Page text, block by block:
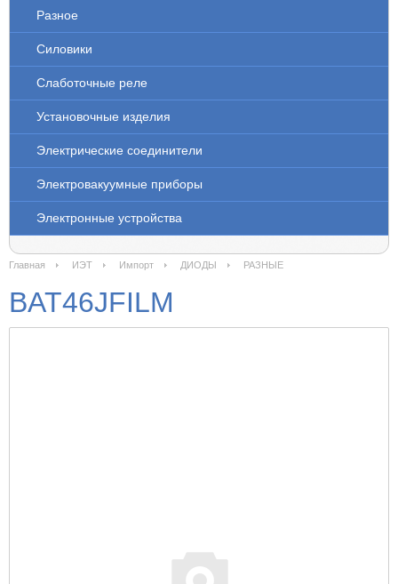
Разное
Силовики
Слаботочные реле
Установочные изделия
Электрические соединители
Электровакуумные приборы
Электронные устройства
Главная ИЭТ Импорт ДИОДЫ РАЗНЫЕ
BAT46JFILM